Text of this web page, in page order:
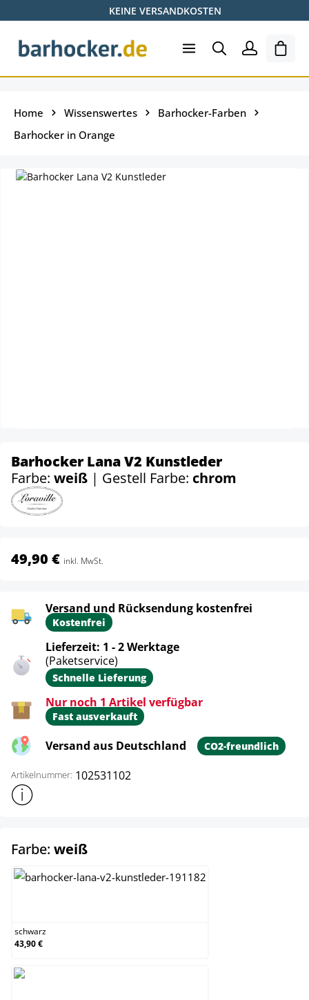
Zum Hauptinhalt springenKEINE VERSANDKOSTEN
Home Wissenswertes
Barhocker-Farben
Barhocker in Orange
Barhocker Lana V2 Kunstleder
Farbe: weiß | Gestell Farbe: chrom
49,90 € inkl. MwSt.
Versand und Rücksendung kostenfrei
Kostenfrei
Lieferzeit: 1 - 2 Werktage
(Paketservice)
Schnelle Lieferung
Nur noch 1 Artikel verfügbar
Fast ausverkauft
Versand aus Deutschland CO2-freundlich
Artikelnummer: 102531102
Weitere Produktinformationen anzeigen
Farbe: weißauswählen
schwarz
43,90 €